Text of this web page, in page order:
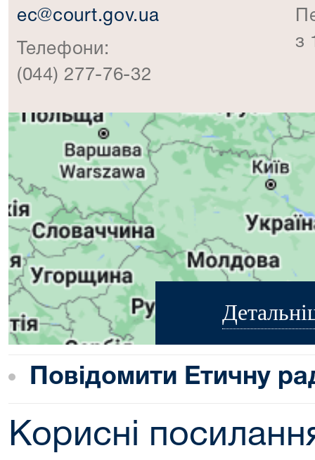
ec@court.gov.ua
Телефони:
(044) 277-76-32
з
Повідомити Етичну
Корисні